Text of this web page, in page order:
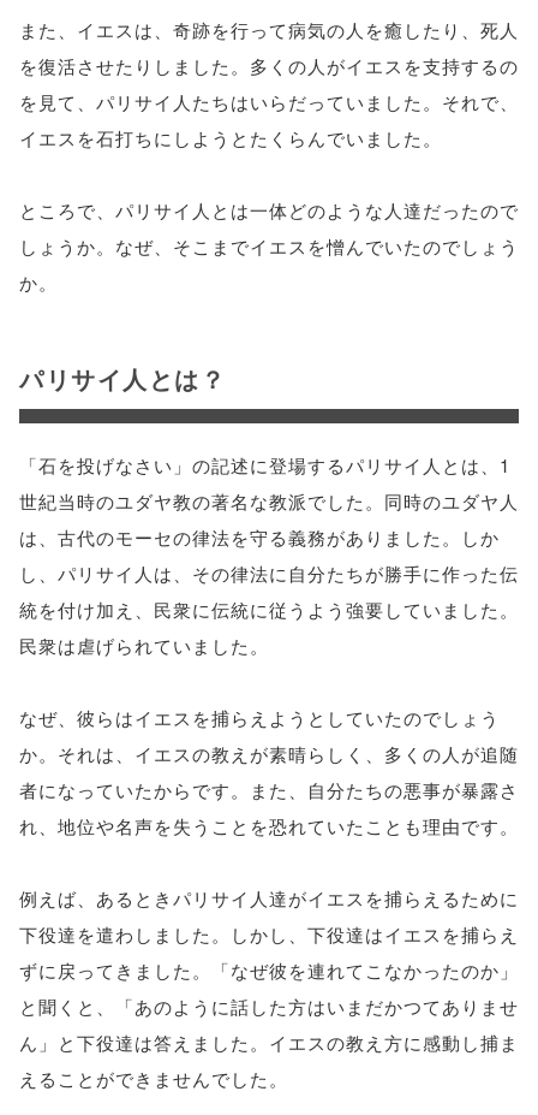
また、イエスは、奇跡を行って病気の人を癒したり、死人
を復活させたりしました。多くの人がイエスを支持するの
を見て、パリサイ人たちはいらだっていました。それで、
イエスを石打ちにしようとたくらんでいました。
ところで、パリサイ人とは一体どのような人達だったので
しょうか。なぜ、そこまでイエスを憎んでいたのでしょう
か。
パリサイ人とは？
「石を投げなさい」の記述に登場するパリサイ人とは、1
世紀当時のユダヤ教の著名な教派でした。同時のユダヤ人
は、古代のモーセの律法を守る義務がありました。しか
し、パリサイ人は、その律法に自分たちが勝手に作った伝
統を付け加え、民衆に伝統に従うよう強要していました。
民衆は虐げられていました。
なぜ、彼らはイエスを捕らえようとしていたのでしょう
か。それは、イエスの教えが素晴らしく、多くの人が追随
者になっていたからです。また、自分たちの悪事が暴露さ
れ、地位や名声を失うことを恐れていたことも理由です。
例えば、あるときパリサイ人達がイエスを捕らえるために
下役達を遣わしました。しかし、下役達はイエスを捕らえ
ずに戻ってきました。「なぜ彼を連れてこなかったのか」
と聞くと、「あのように話した方はいまだかつてありませ
ん」と下役達は答えました。イエスの教え方に感動し捕ま
えることができませんでした。